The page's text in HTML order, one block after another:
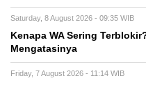
Saturday, 8 August 2026 - 09:35 WIB
Kenapa WA Sering
Mengatasinya
Friday, 7 August 2026 - 11:14 WIB